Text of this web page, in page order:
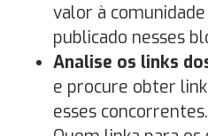
valor à
publicado nesses
Analise os links
e procure obter
esses